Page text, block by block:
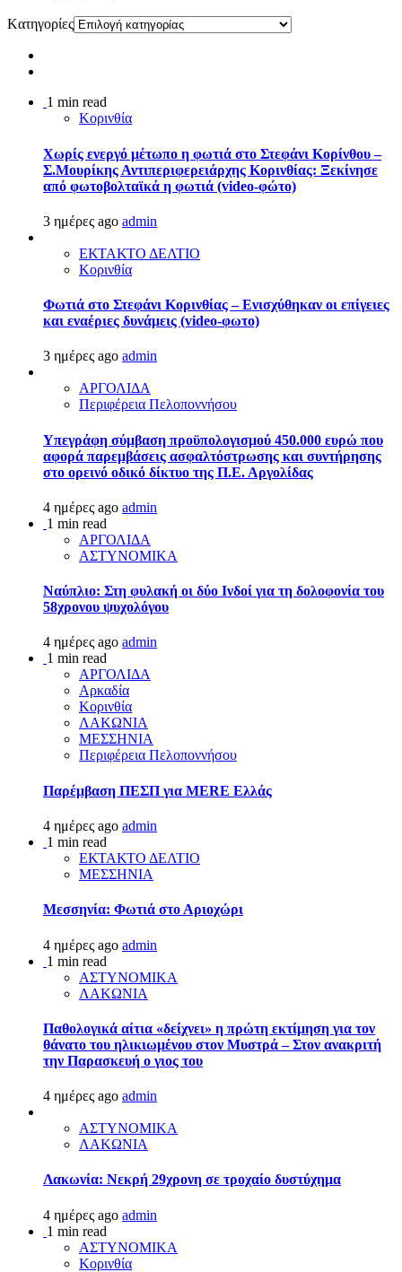
Kατηγορίες
1 min read
Κορινθία
Χωρίς ενεργό μέτωπο η φωτιά στο Στεφάνι Κορίνθου –
Σ.Μουρίκης Αντιπεριφερειάρχης Κορινθίας: Ξεκίνησε
από φωτοβολταϊκά η φωτιά (video-φώτο)
3 ημέρες ago admin
ΕΚΤΑΚΤΟ ΔΕΛΤΙΟ
Κορινθία
Φωτιά στο Στεφάνι Κορινθίας – Ενισχύθηκαν οι επίγειες
και εναέριες δυνάμεις (video-φωτο)
3 ημέρες ago admin
ΑΡΓΟΛΙΔΑ
Περιφέρεια Πελοποννήσου
Υπεγράφη σύμβαση προϋπολογισμού 450.000 ευρώ που
αφορά παρεμβάσεις ασφαλτόστρωσης και συντήρησης
στο ορεινό οδικό δίκτυο της Π.Ε. Αργολίδας
4 ημέρες ago admin
1 min read
ΑΡΓΟΛΙΔΑ
ΑΣΤΥΝΟΜΙΚΑ
Ναύπλιο: Στη φυλακή οι δύο Ινδοί για τη δολοφονία του
58χρονου ψυχολόγου
4 ημέρες ago admin
1 min read
ΑΡΓΟΛΙΔΑ
Αρκαδία
Κορινθία
ΛΑΚΩΝΙΑ
ΜΕΣΣΗΝΙΑ
Περιφέρεια Πελοποννήσου
Παρέμβαση ΠΕΣΠ για MERE Ελλάς
4 ημέρες ago admin
1 min read
ΕΚΤΑΚΤΟ ΔΕΛΤΙΟ
ΜΕΣΣΗΝΙΑ
Μεσσηνία: Φωτιά στο Αριοχώρι
4 ημέρες ago admin
1 min read
ΑΣΤΥΝΟΜΙΚΑ
ΛΑΚΩΝΙΑ
Παθολογικά αίτια «δείχνει» η πρώτη εκτίμηση για τον
θάνατο του ηλικιωμένου στον Μυστρά – Στον ανακριτή
την Παρασκευή ο γιος του
4 ημέρες ago admin
ΑΣΤΥΝΟΜΙΚΑ
ΛΑΚΩΝΙΑ
Λακωνία: Νεκρή 29χρονη σε τροχαίο δυστύχημα
4 ημέρες ago admin
1 min read
ΑΣΤΥΝΟΜΙΚΑ
Κορινθία